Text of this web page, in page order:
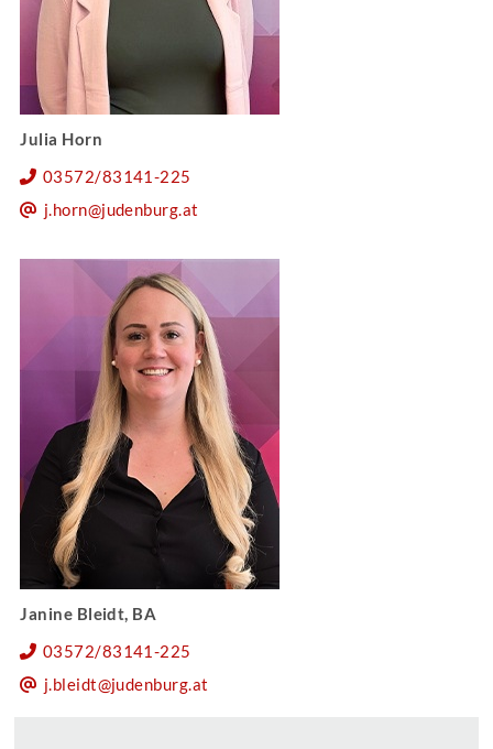
Julia Horn
03572/83141-225
j.horn@judenburg.at
Janine Bleidt, BA
03572/83141-225
j.bleidt@judenburg.at